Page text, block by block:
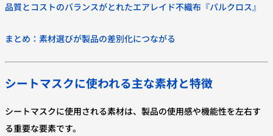
品質とコストのバランスがとれたエアレイド不織布『パルクロス』
まとめ：素材選びが製品の差別化につながる
シートマスクに使われる主な素材と特徴
シートマスクに使用される素材は、製品の使用感や機能性を左右す
る重要な要素です。